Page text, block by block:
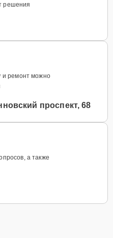
решения
и ремонт можно
проспект, 68
а также